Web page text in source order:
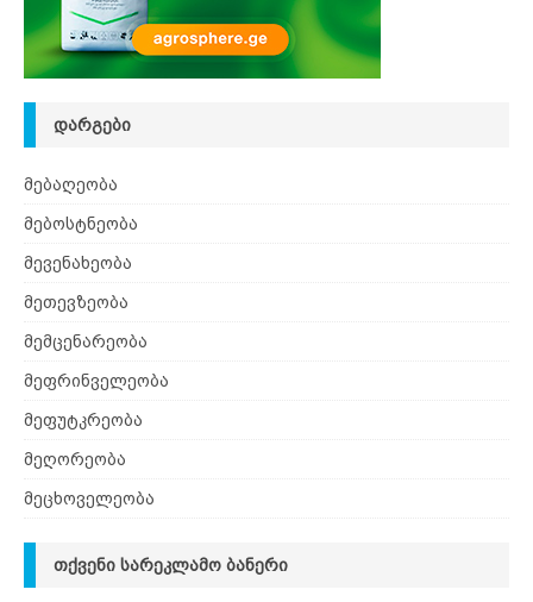
ᲓᲐᲠᲒᲔᲑᲘ
მებაღეობა
მებოსტნეობა
მევენახეობა
მეთევზეობა
მემცენარეობა
მეფრინველეობა
მეფუტკრეობა
მეღორეობა
მეცხოველეობა
ᲗᲥᲕᲔᲜᲘ ᲡᲐᲠᲔᲙᲚᲐᲛᲝ ᲑᲐᲜᲔᲠᲘ